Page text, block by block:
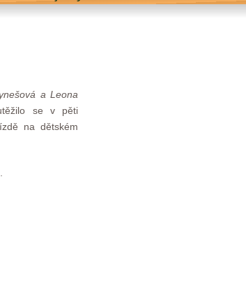
a Leona
se v pěti
na dětském